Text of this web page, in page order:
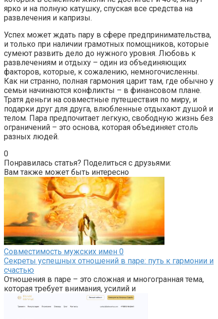
ярко и на полную катушку, спуская все средства на
развлечения и капризы.
Успех может ждать пару в сфере предпринимательства,
и только при наличии грамотных помощников, которые
сумеют развить дело до нужного уровня. Любовь к
развлечениям и отдыху – один из объединяющих
факторов, которые, к сожалению, немногочисленны.
Как ни странно, полная гармония царит там, где обычно у
семьи начинаются конфликты – в финансовом плане.
Тратя деньги на совместные путешествия по миру, и
подарки друг для друга, влюбленные отдыхают душой и
телом. Пара предпочитает легкую, свободную жизнь без
ограничений – это основа, которая объединяет столь
разных людей.
0
Понравилась статья? Поделиться с друзьями:
Вам также может быть интересно
Совместимость мужских имен 0
Секреты успешных отношений в паре: путь к гармонии и
счастью
Отношения в паре – это сложная и многогранная тема,
которая требует внимания, усилий и